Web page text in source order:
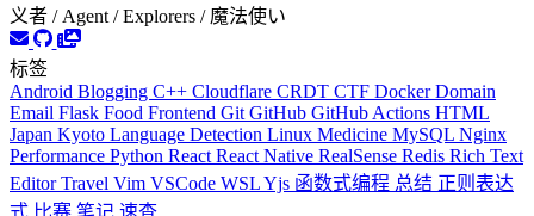
义者 / Agent / Explorers / 魔法使い
标签
Android Blogging C++ Cloudflare CRDT CTF DockerDomain
Email Flask Food Frontend Git GitHub GitHub Actions HTML
Japan Kyoto Language Detection Linux Medicine MySQL Nginx
Performance Python React React Native RealSense Redis Rich Text
EditorTravel Vim VSCode WSLYjs 函数式编程 总结 正则表达